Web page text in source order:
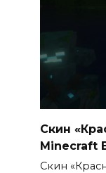
Скин
Minecraft
Скин